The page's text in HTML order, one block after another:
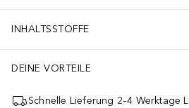
INHALTSSTOFFE
DEINE VORTEILE
Schnelle Lieferung 2–4 Werktage